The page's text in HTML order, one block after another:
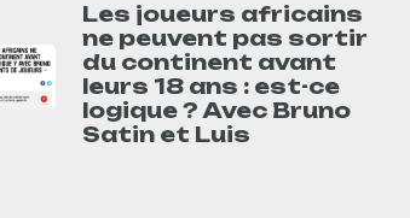
Les joueurs africains
ne peuvent pas sortir
du continent avant
leurs 18 ans : est-ce
logique ? Avec Bruno
Satin et Luis